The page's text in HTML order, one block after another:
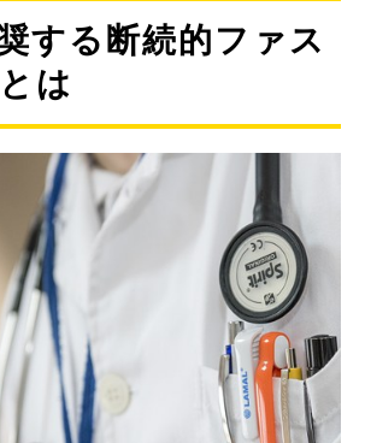
する断続的ファス
は